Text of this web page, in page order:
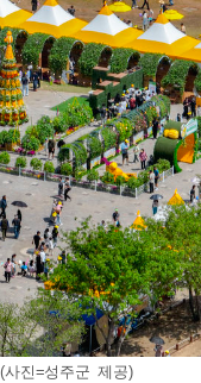
진=성주군 제공)